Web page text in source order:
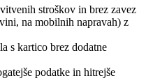
stroškov in brez zavez
na mobilnih napravah) z
s kartico brez dodatne
podatke in hitrejše